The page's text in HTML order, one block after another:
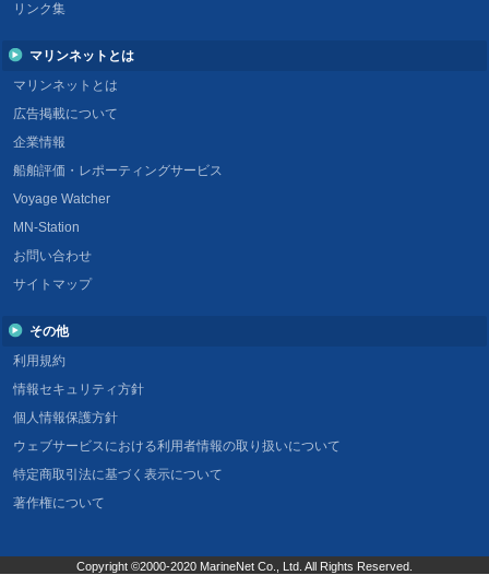
リンク集
マリンネットとは
マリンネットとは
広告掲載について
企業情報
船舶評価・レポーティングサービス
Voyage Watcher
MN-Station
お問い合わせ
サイトマップ
その他
利用規約
情報セキュリティ方針
個人情報保護方針
ウェブサービスにおける利用者情報の取り扱いについて
特定商取引法に基づく表示について
著作権について
Copyright ©2000-2020 MarineNet Co., Ltd. All Rights Reserved.